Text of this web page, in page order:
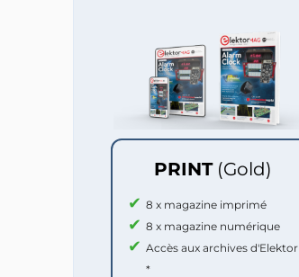
PRINT (Gold)
8 x magazine imprimé
8 x magazine numérique
Accès aux archives d'Elektor
*